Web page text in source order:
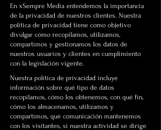
En xSempre Media entendemos la importancia
de la privacidad de nuestros clientes. Nuestra
política de privacidad tiene como objetivo
divulgar cómo recopilamos, utilizamos,
compartimos y gestionamos los datos de
nuestros usuarios y clientes en cumplimiento
con la legislación vigente.
Nuestra política de privacidad incluye
información sobre qué tipo de datos
recopilamos, cómo los obtenemos, con qué fin,
cómo los almacenamos, utilizamos y
compartimos, qué comunicación mantenemos
con los visitantes, si nuestra actividad se dirige